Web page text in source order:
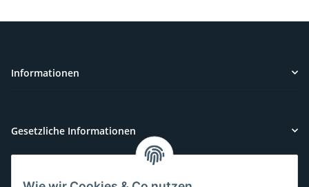
Informationen
Gesetzliche Informationen